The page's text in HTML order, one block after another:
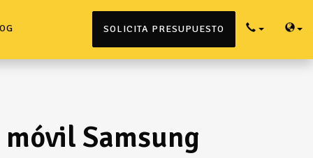
SOLICITA PRESUPUESTO
Samsung